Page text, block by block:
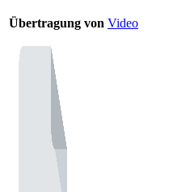
Übertragung von Video